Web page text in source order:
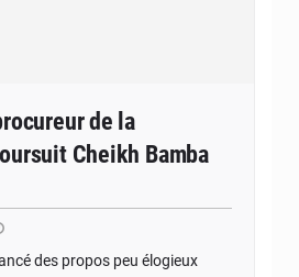
de la
Cheikh Bamba
des propos peu élogieux